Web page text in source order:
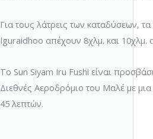
Για τους λάτρεις των καταδύσεων,
Iguraidhoo απέχουν 8χλμ. και 10χλμ.
Το Sun Siyam Iru Fushi είναι
Διεθνές Αεροδρόμιο του Μαλέ με
45 λεπτών.